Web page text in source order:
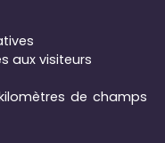
aux visiteurs
de champs